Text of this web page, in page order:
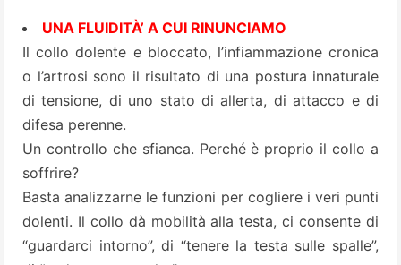
UNA FLUIDITÀ’ A CUI RINUNCIAMO
Il collo dolente e bloccato, l’infiammazione cronica
o l’artrosi sono il risultato di una postura innaturale
di tensione, di uno stato di allerta, di attacco e di
difesa perenne.
Un controllo che sfianca. Perché è proprio il collo a
soffrire?
Basta analizzarne le funzioni per cogliere i veri punti
dolenti. Il collo dà mobilità alla testa, ci consente di
“guardarci intorno”, di “tenere la testa sulle spalle”,